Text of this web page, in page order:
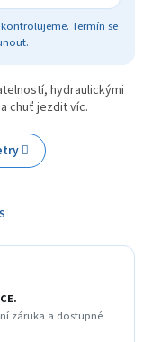
Termín se
hydraulickými
chuť jezdit víc.
záruka a dostupné